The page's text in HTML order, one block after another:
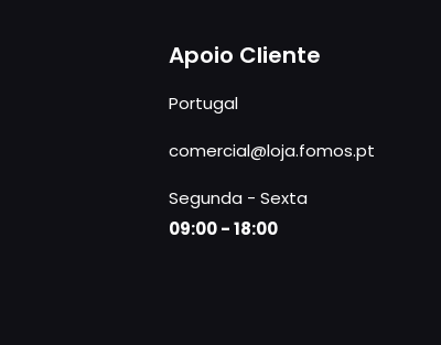
Apoio Cliente
Portugal
comercial@loja.fomos.pt
Segunda - Sexta
09:00 - 18:00